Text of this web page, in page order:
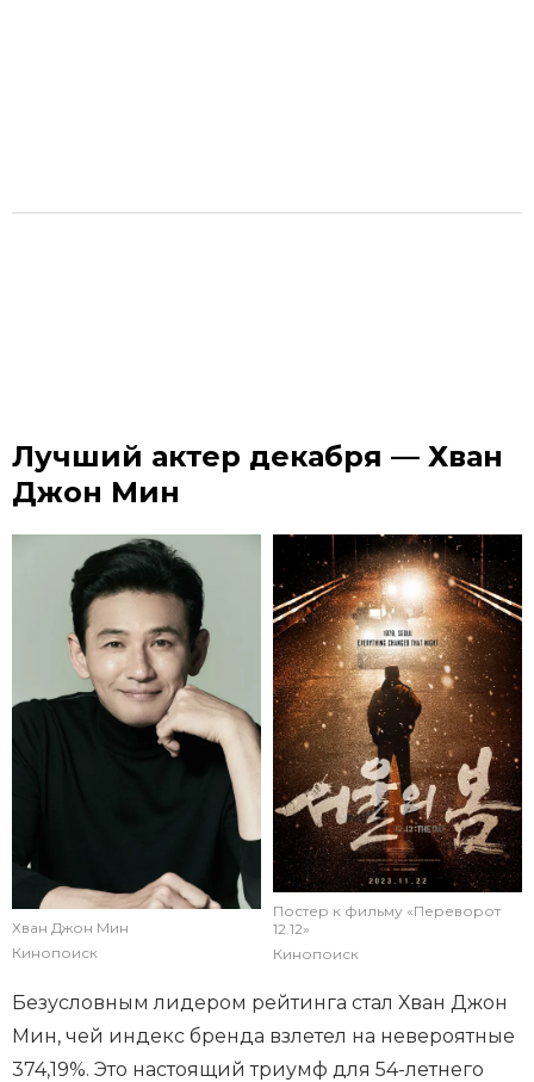
Лучший актер декабря — Хван
Джон Мин
Хван Джон Мин
Кинопоиск
Постер к фильму «Переворот
12.12»
Кинопоиск
Безусловным лидером рейтинга стал Хван Джон
Мин, чей индекс бренда взлетел на невероятные
374,19%. Это настоящий триумф для 54-летнего